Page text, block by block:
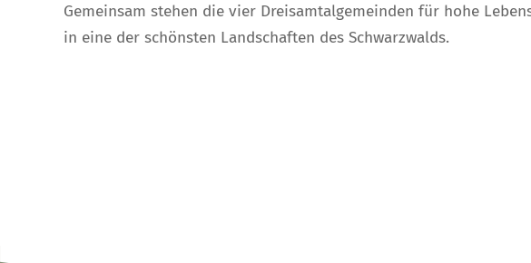
Gemeinsam stehen die vier Dreisamtalgemeinden für hohe
in eine der schönsten Landschaften des Schwarzwalds.